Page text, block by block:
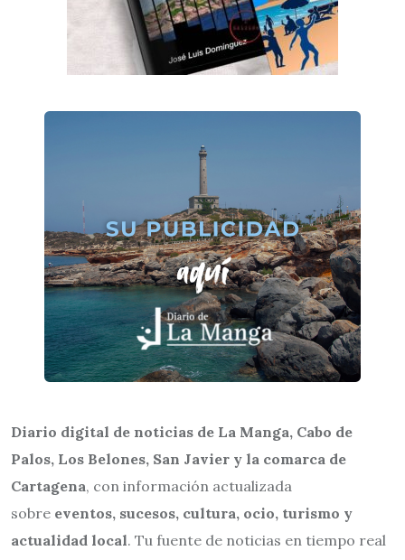
Diario digital de noticias de La Manga, Cabo de
Palos, Los Belones, San Javier y la comarca de
Cartagena, con información actualizada
sobre eventos, sucesos, cultura, ocio, turismo y
actualidad local. Tu fuente de noticias en tiempo real